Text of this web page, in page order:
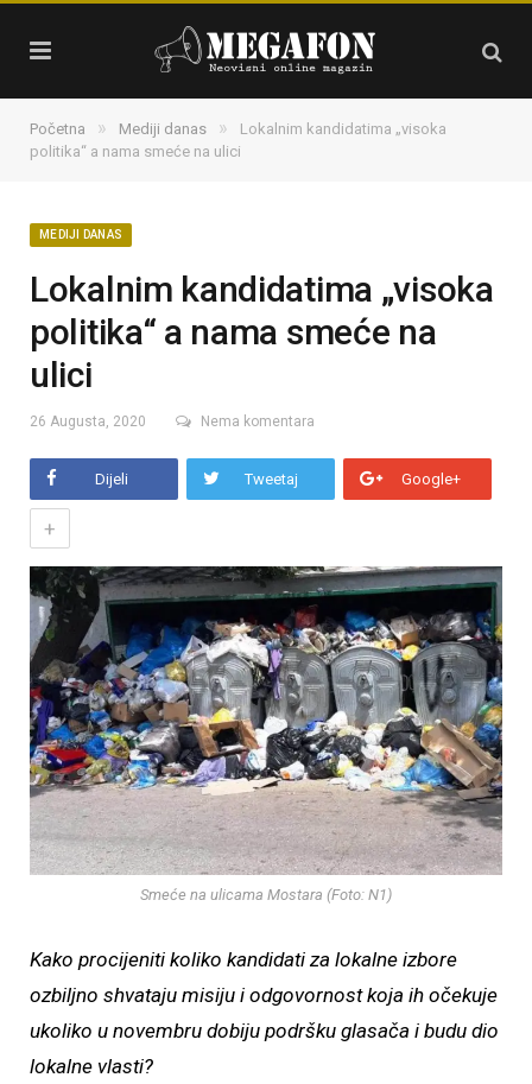
Početna » Mediji danas »
Lokalnim kandidatima „visoka
politika“ a nama smeće na ulici
MEDIJI DANAS
Lokalnim kandidatima „visoka
politika“ a nama smeće na
ulici
26 Augusta, 2020 Nema komentara
Dijeli Tweetaj Google+
+
Smeće na ulicama Mostara (Foto: N1)
Kako procijeniti koliko kandidati za lokalne izbore
ozbiljno shvataju misiju i odgovornost koja ih očekuje
ukoliko u novembru dobiju podršku glasača i budu dio
lokalne vlasti?